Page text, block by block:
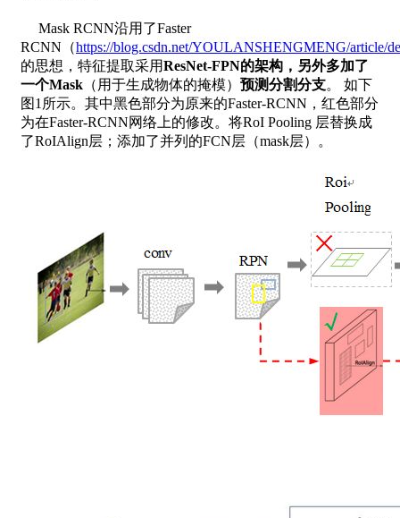
Mask RCNN沿用了Faster
RCNN（https://blog.csdn.net/YOULANSHENGMENG/article/
的思想，特征提取采用ResNet-FPN的架构，另外多加了
一个Mask （用于生成物体的掩模） 预测分割分支。 如下
图1所示。其中黑色部分为原来的Faster-RCNN，红色部分
为在Faster-RCNN网络上的修改。将RoI Pooling 层替换成
了RoIAlign层；添加了并列的FCN层（mask层）。